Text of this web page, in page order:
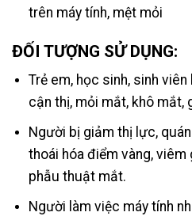
trên máy tính, mệt mỏi
ĐỐI TƯỢNG SỬ DỤNG:
Trẻ em, học sinh, sinh
cận thị, mỏi mắt, khô mắt,
Người bị giảm thị lực,
thoái hóa điểm vàng,
phẫu thuật mắt.
Người làm việc máy tính